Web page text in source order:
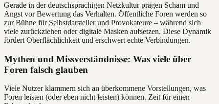
Gerade in der deutschsprachigen Netzkultur prägen Scham und
Angst vor Bewertung das Verhalten. Öffentliche Foren werden so
zur Bühne für Selbstdarsteller und Provokateure – während sich
viele zurückziehen oder digitale Masken aufsetzen. Diese Dynamik
fördert Oberflächlichkeit und erschwert echte Verbindungen.
Mythen und Missverständnisse: Was viele über
Foren falsch glauben
Viele Nutzer klammern sich an überkommene Vorstellungen, was
Foren leisten (oder eben nicht leisten) können. Zeit für einen